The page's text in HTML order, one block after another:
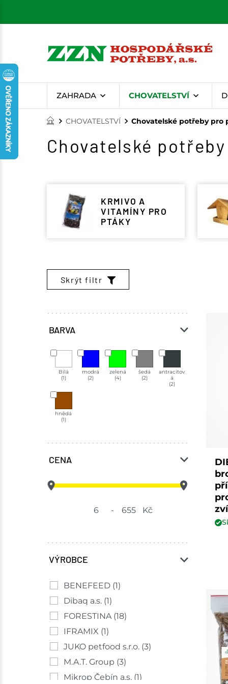
ZAHRADA CHOVATELSTVÍ
CHOVATELSTVÍ Chovatelské potřeby pro
Chovatelské
KRMIVO A
VITAMÍNY PRO
PTÁKY
Skrýt filtr
BARVA
Bílá
(1)
modrá
(2)
zelená
(4)
šedá
(2)
antracitov
á
(2)
hnědá
(1)
CENA
- Kč
VÝROBCE
BENEFEED (1)
Dibaq a.s. (1)
FORESTINA (18)
IFRAMIX (1)
JUKO petfood s.r.o. (3)
M.A.T. Group (3)
Mikrop Čebín a.s. (1)